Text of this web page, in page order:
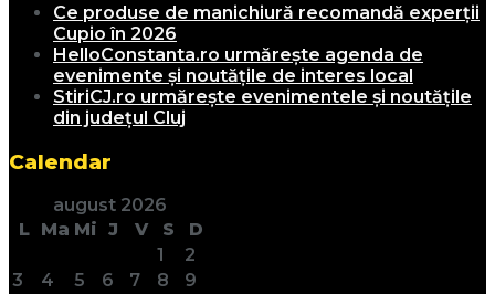
Ce produse de manichiură recomandă experții
Cupio în 2026
HelloConstanta.ro urmărește agenda de
evenimente și noutățile de interes local
StiriCJ.ro urmărește evenimentele și noutățile
din județul Cluj
Calendar
august 2026
L Ma Mi J V S
D
1
2
3
4 5 6 7 8
9